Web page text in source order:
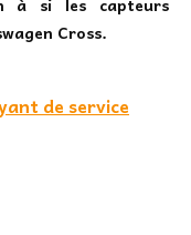
Cross.
de service